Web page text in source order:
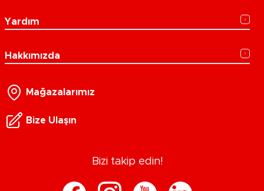
Yardım
Hakkımızda
Mağazalarımız
Bize Ulaşın
Bizi takip edin!